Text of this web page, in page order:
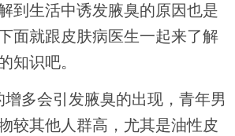
到生活中诱发腋臭的原因也是
面就跟皮肤病医生一起来了解
知识吧。
增多会引发腋臭的出现，青年男
较其他人群高，尤其是油性皮